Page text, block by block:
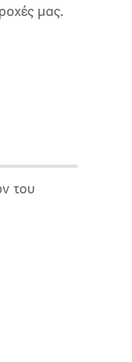
μας.
του